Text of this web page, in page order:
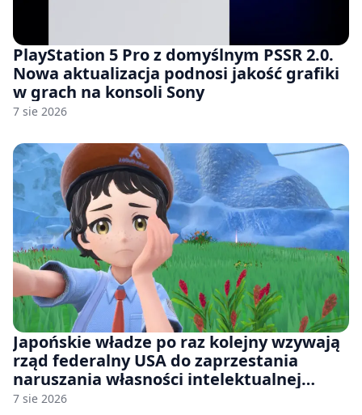
PlayStation 5 Pro z domyślnym PSSR 2.0.
Nowa aktualizacja podnosi jakość grafiki
w grach na konsoli Sony
7 sie 2026
Japońskie władze po raz kolejny wzywają
rząd federalny USA do zaprzestania
naruszania własności intelektualnej
japońskich gier i anime
7 sie 2026